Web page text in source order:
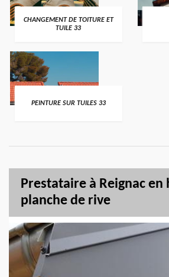
CHANGEMENT DE TOITURE ET
TUILE 33
PEINTURE SUR TUILES 33
Prestataire à Reignac en
planche de rive